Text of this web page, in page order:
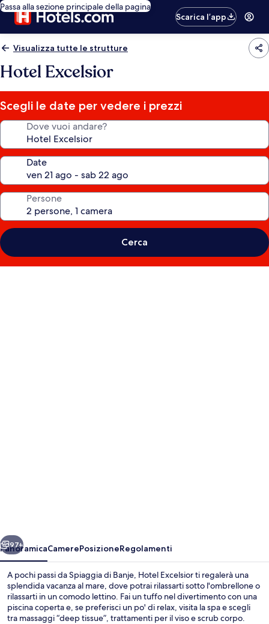
Passa alla sezione principale della pagina
Scarica l’app
Visualizza tutte le strutture
Hotel Excelsior
Scegli le date per vedere i prezzi
Dove vuoi andare?
Date
Persone
Cerca
Avanti
97+
PanoramicaCamerePosizioneRegolamenti
A pochi passi da Spiaggia di Banje, Hotel Excelsior ti regalerà una
splendida vacanza al mare, dove potrai rilassarti sotto l'ombrellone o
rilassarti in un comodo lettino. Fai un tuffo nel divertimento con una
piscina coperta e, se preferisci un po' di relax, visita la spa e scegli
tra massaggi “deep tissue”, trattamenti per il viso e scrub corpo.